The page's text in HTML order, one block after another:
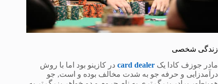
زندگی شخصی
مادر جوزف کادا یک card dealer در کازینو بود اما با روش
درآمدزایی و حرفه جو به شدت مخالف بوده و است, جو